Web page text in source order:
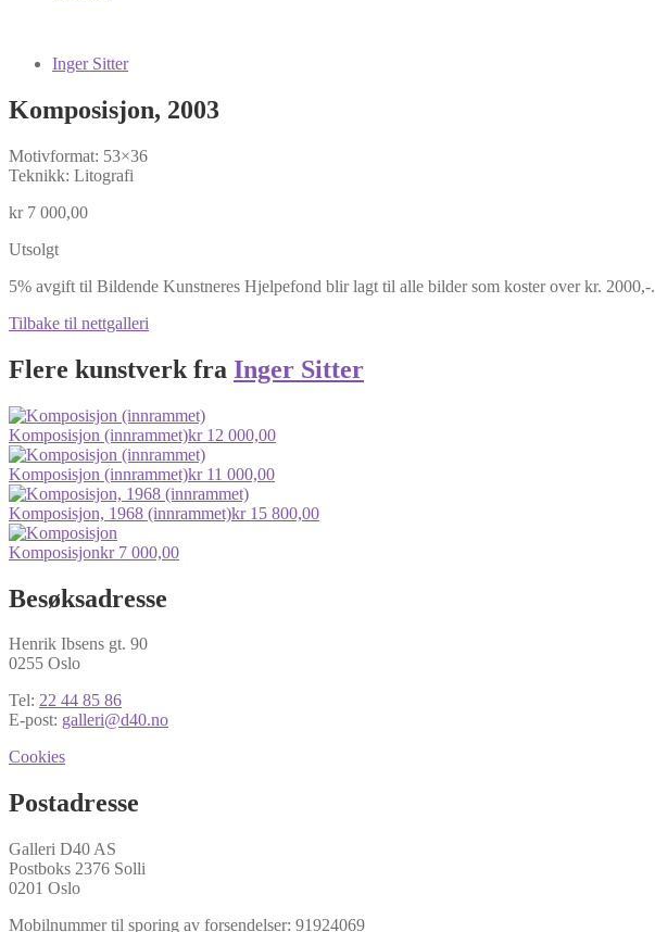
Inger Sitter
Komposisjon, 2003
Motivformat: 53×36
Teknikk: Litografi
kr7 000,00
Utsolgt
5% avgift til Bildende Kunstneres Hjelpefond blir lagt til alle bilder som koster over kr. 2000,-.
Tilbake til nettgalleri
Flere kunstverk fra Inger Sitter
Komposisjon (innrammet)kr12 000,00
Komposisjon (innrammet)kr11 000,00
Komposisjon, 1968 (innrammet)kr15 800,00
Komposisjonkr7 000,00
Besøksadresse
Henrik Ibsens gt. 90
0255 Oslo
Tel: 22 44 85 86
E-post: galleri@d40.no
Cookies
Postadresse
Galleri D40 AS
Postboks 2376 Solli
0201 Oslo
Mobilnummer til sporing av forsendelser: 91924069